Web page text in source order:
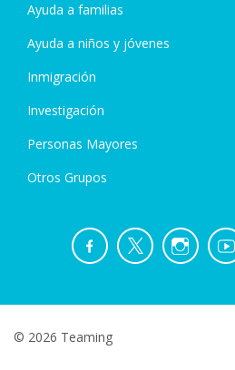
Ayuda a familias
Ayuda a niños y jóvenes
Inmigración
Investigación
Personas Mayores
Otros Grupos
© 2026 Teaming